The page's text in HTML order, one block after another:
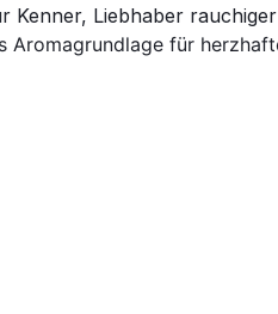
Liebhaber
für